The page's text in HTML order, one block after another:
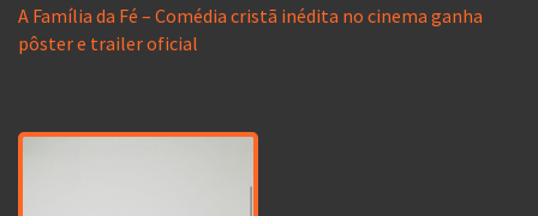
A Família da Fé – Comédia cristã inédita no cinema ganha
pôster e trailer oficial